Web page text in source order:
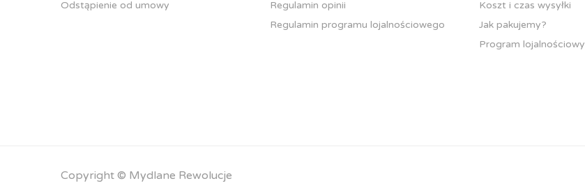
Odstąpienie od umowy
Regulamin opinii
Regulamin programu lojalnościowego
Koszt i czas wysyłki
Jak pakujemy?
Program lojalnościowy
Copyright © Mydlane Rewolucje